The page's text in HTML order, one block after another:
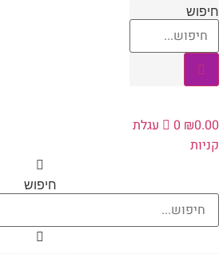
₪
0
עגלת
חיפוש